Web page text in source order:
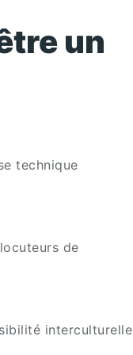
un
technique
de
interculturelle